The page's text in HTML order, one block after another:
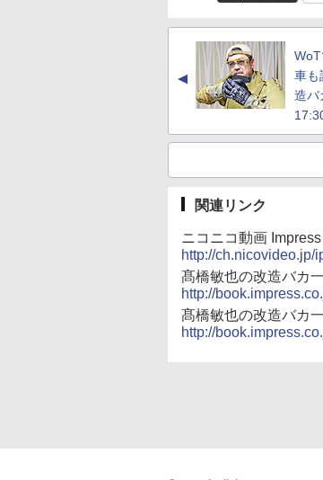
▲
車も
造バ
関連リンク
ニコニコ動画
http://ch.nicovideo.jp/
髙橋敏也の改造バカ
http://
髙橋敏也の改造バカ
http://